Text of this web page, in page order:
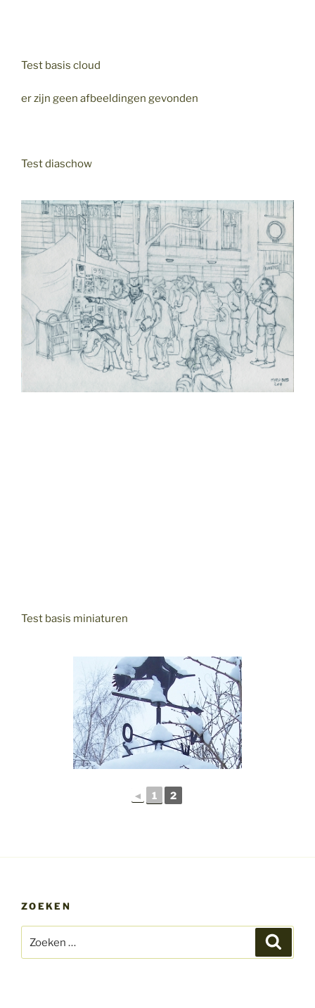
Test basis cloud
er zijn geen afbeeldingen gevonden
Test diaschow
Test basis miniaturen
◄ 1 2
ZOEKEN
naar: